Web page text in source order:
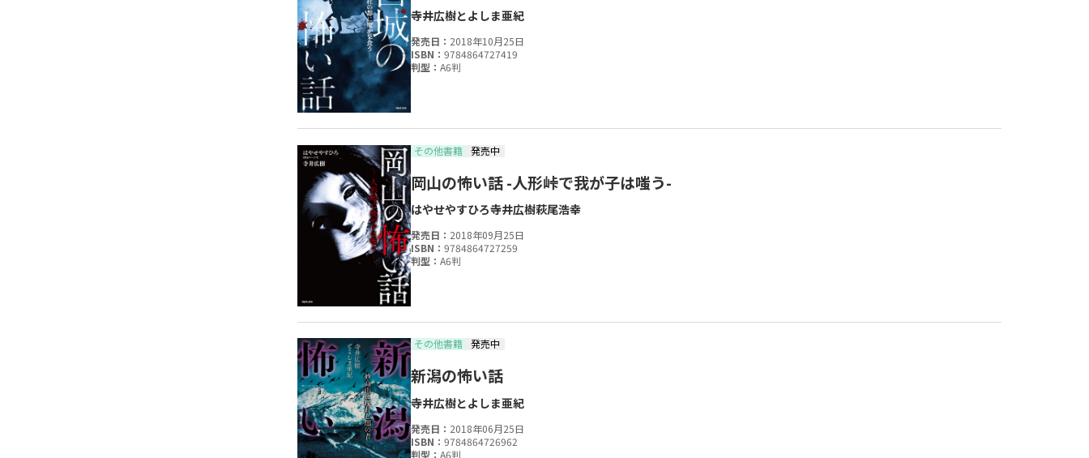
寺井広樹とよしま亜紀
発売日： 2018年10月25日
ISBN： 9784864727419
判型： A6判
その他書籍 発売中
岡山の怖い話 -人形峠で我が子は嗤う-
はやせやすひろ寺井広樹萩尾浩幸
発売日： 2018年09月25日
ISBN： 9784864727259
判型： A6判
その他書籍 発売中
新潟の怖い話
寺井広樹とよしま亜紀
発売日： 2018年06月25日
ISBN： 9784864726962
判型： A6判